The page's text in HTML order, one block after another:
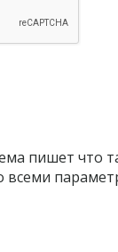
пишет что
всеми